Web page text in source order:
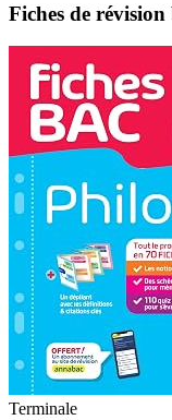
Fiches de révision
Terminale